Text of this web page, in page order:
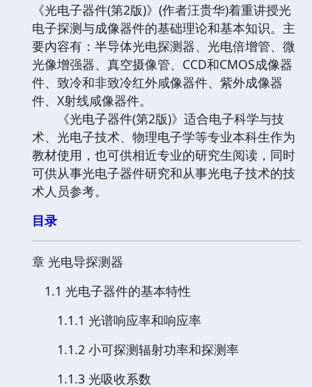
《光电子器件(第2版)》(作者汪贵华)着重讲授光
电子探测与成像器件的基础理论和基本知识。主
要內容有：半导体光电探测器、光电倍增管、微
光像增强器、真空摄像管、CCD和CMOS成像器
件、致冷和非致冷红外咸像器件、紫外成像器
件、X射线咸像器件。
《光电子器件(第2版)》适合电子科学与技
术、光电子技术、物理电子学等专业本科生作为
教材使用，也可供相近专业的研究生阅读，同时
可供从事光电子器件研究和从事光电子技术的技
术人员参考。
目录
章 光电导探测器
1.1 光电子器件的基本特性
1.1.1 光谱响应率和响应率
1.1.2 小可探测辐射功率和探测率
1.1.3 光吸收系数